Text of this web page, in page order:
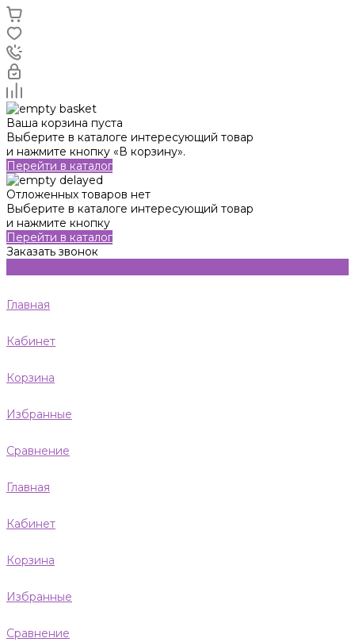
Ваша корзина пуста
Выберите в каталоге интересующий товар
и нажмите кнопку «В корзину».
Перейти в каталог
Отложенных товаров нет
Выберите в каталоге интересующий товар
и нажмите кнопку
Перейти в каталог
Заказать звонок
Главная
Кабинет
Корзина
Избранные
Сравнение
Главная
Кабинет
Корзина
Избранные
Сравнение